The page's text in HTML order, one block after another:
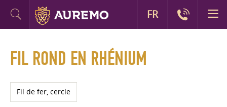
FIL ROND EN RHÉNIUM
Fil de fer, cercle
FR